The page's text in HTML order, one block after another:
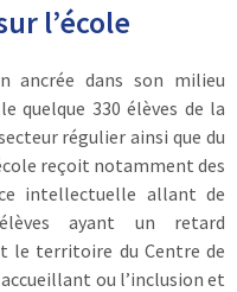
l’école
ancrée dans son milieu
quelque 330 élèves de la
régulier ainsi que du
reçoit notamment des
intellectuelle allant de
ayant un retard
le territoire du Centre de
ou l’inclusion et